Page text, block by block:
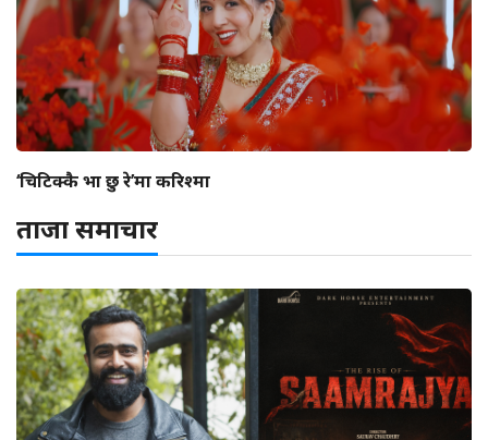
‘चिटिक्कै भा छु रे’मा करिश्मा
ताजा समाचार